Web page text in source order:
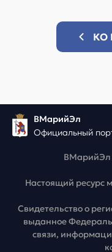
КО
ВМарийЭл
Официальный
ВМарийЭл
Настоящий ресурс
Свидетельство о
выданное
связи,